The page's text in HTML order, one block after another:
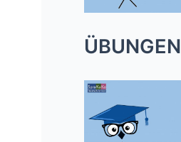
ÜBUNGEN